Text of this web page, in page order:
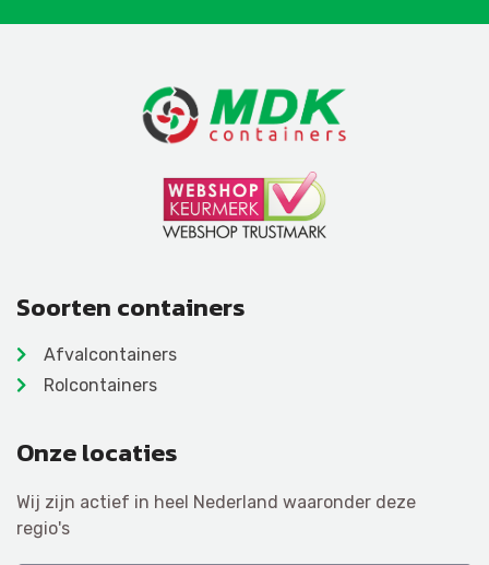
Soorten containers
Afvalcontainers
Rolcontainers
Onze locaties
Wij zijn actief in heel Nederland waaronder deze
regio's